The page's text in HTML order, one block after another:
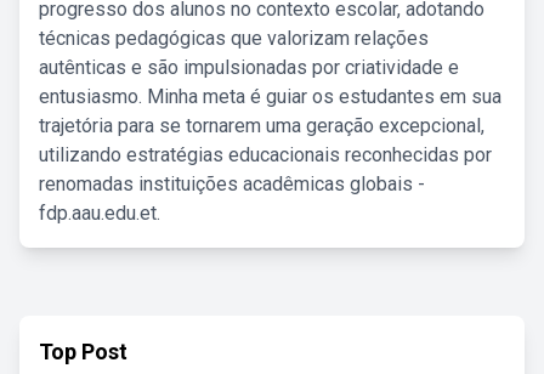
progresso dos alunos no contexto escolar, adotando
técnicas pedagógicas que valorizam relações
autênticas e são impulsionadas por criatividade e
entusiasmo. Minha meta é guiar os estudantes em sua
trajetória para se tornarem uma geração excepcional,
utilizando estratégias educacionais reconhecidas por
renomadas instituições acadêmicas globais -
fdp.aau.edu.et.
Top Post